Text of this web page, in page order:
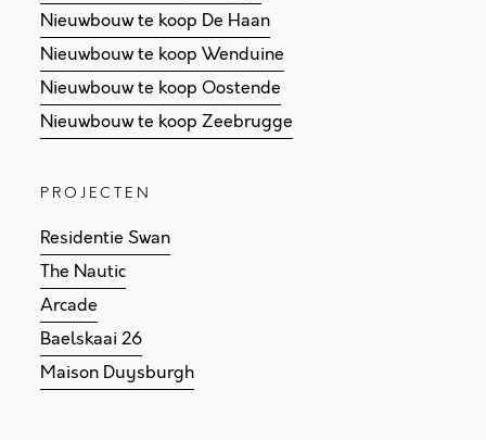
Nieuwbouw te koop De Haan
Nieuwbouw te koop Wenduine
Nieuwbouw te koop Oostende
Nieuwbouw te koop Zeebrugge
PROJECTEN
Residentie Swan
The Nautic
Arcade
Baelskaai 26
Maison Duysburgh